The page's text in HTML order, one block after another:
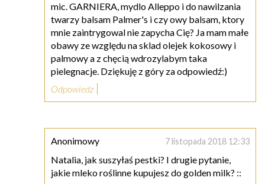
mic. GARNIERA, mydlo Alleppo i do nawilzania
twarzy balsam Palmer's i czy owy balsam, ktory
mnie zaintrygowal nie zapycha Cię? Ja mam małe
obawy ze względu na sklad olejek kokosowy i
palmowy a z chęcią wdrozylabym taka
pielegnacje. Dziękuję z góry za odpowiedź:)
Odpowiedz
Anonimowy 7 listopada 2018 12:33
Natalia, jak suszyłaś pestki? I drugie pytanie,
jakie mleko roślinne kupujesz do golden milk? ::